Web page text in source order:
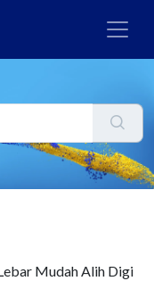
Mudah Alih Digi